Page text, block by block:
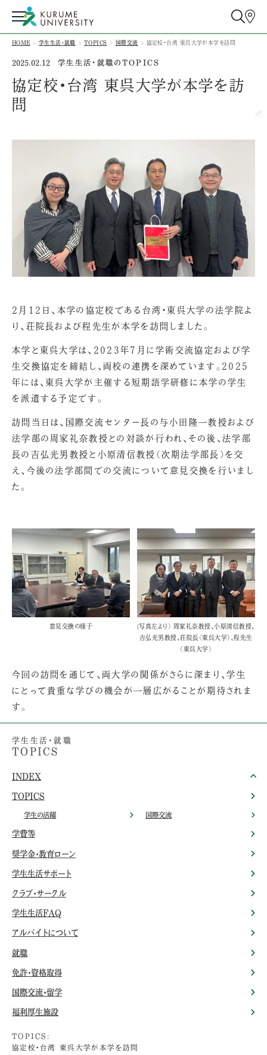
HOME 学生生活・就職 TOPICS 国際交流 協定校・台湾 東呉大学が本学を訪問
2025.02.12 学生生活・就職のTOPICS
協定校・台湾 東呉大学が本学を訪
問
2月12日、本学の協定校である台湾・東呉大学の法学院よ
り、荘院長および程先生が本学を訪問しました。
本学と東呉大学は、2023年7月に学術交流協定および学
生交換協定を締結し、両校の連携を深めています。2025
年には、東呉大学が主催する短期語学研修に本学の学生
を派遣する予定です。
訪問当日は、国際交流センター長の与小田隆一教授および
法学部の周家礼奈教授との対談が行われ、その後、法学部
長の吉弘光男教授と小原清信教授（次期法学部長）を交
え、今後の法学部間での交流について意見交換を行いまし
た。
意見交換の様子
(写真左より） 周家礼奈教授、小原清信教授、
吉弘光男教授、荘院長（東呉大学）、程先生
（東呉大学）
今回の訪問を通じて、両大学の関係がさらに深まり、学生
にとって貴重な学びの機会が一層広がることが期待されま
す。
学生生活・就職
TOPICS
INDEX
TOPICS
学生の活躍 国際交流
学費等
奨学金・教育ローン
学生生活サポート
クラブ・サークル
学生生活FAQ
アルバイトについて
就職
免許・資格取得
国際交流・留学
福利厚生施設
TOPICS:
協定校・台湾 東呉大学が本学を訪問